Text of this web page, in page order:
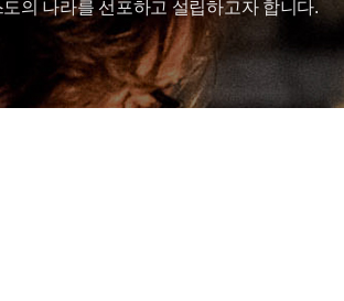
의 나라를 선포하고 설립하고자 합니다.